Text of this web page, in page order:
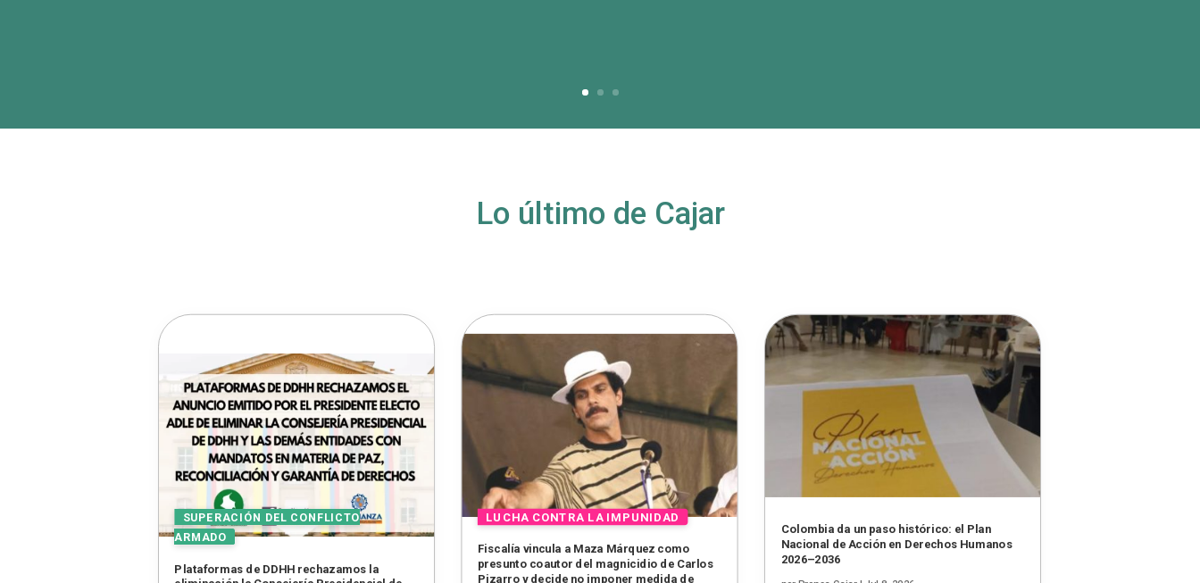
Lo último de Cajar
Plataformas de DDHH rechazamos la
Fiscalía vincula a Maza Márquez como
presunto coautor del magnicidio de Carlos
Pizarro y decide no imponer medida de
Colombia da un paso histórico: el Plan
Nacional de Acción en Derechos Humanos
2026–2036